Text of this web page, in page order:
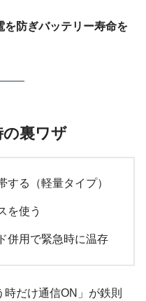
を防ぎバッテリー寿命を
裏ワザ
する（軽量タイプ）
を使う
併用で緊急時に温存
だけ通信ON」が鉄則